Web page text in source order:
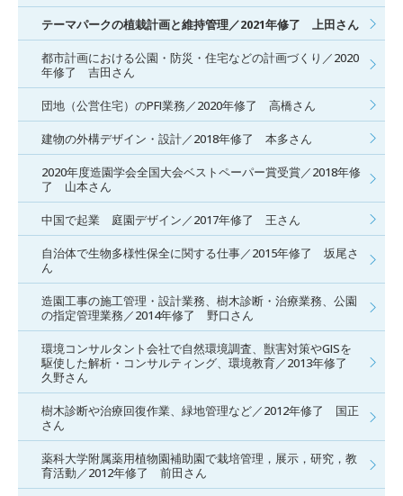
テーマパークの植栽計画と維持管理／2021年修了 上田さん
都市計画における公園・防災・住宅などの計画づくり／2020
年修了 吉田さん
団地（公営住宅）のPFI業務／2020年修了 高橋さん
建物の外構デザイン・設計／2018年修了 本多さん
2020年度造園学会全国大会ベストペーパー賞受賞／2018年修
了 山本さん
中国で起業 庭園デザイン／2017年修了 王さん
自治体で生物多様性保全に関する仕事／2015年修了 坂尾さ
ん
造園工事の施工管理・設計業務、樹木診断・治療業務、公園
の指定管理業務／2014年修了 野口さん
環境コンサルタント会社で自然環境調査、獣害対策やGISを
駆使した解析・コンサルティング、環境教育／2013年修了
久野さん
樹木診断や治療回復作業、緑地管理など／2012年修了 国正
さん
薬科大学附属薬用植物園補助園で栽培管理，展示，研究，教
育活動／2012年修了 前田さん